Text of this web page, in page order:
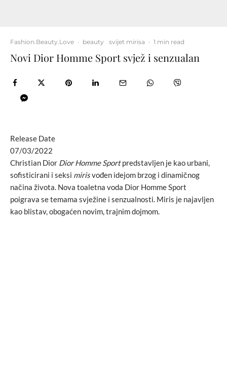
Fashion.Beauty.Love · beauty svijet mirisa · 1 min read
Novi Dior Homme Sport svjež i senzualan
Release Date
07/03/2022
Christian Dior Dior Homme Sportpredstavljen je kao urbani,
sofisticirani i seksi mirisvođen idejom brzog i dinamičnog
načina života. Nova toaletna voda Dior Homme Sport
poigrava se temama svježine i senzualnosti. Miris je najavljen
kao blistav, obogaćen novim, trajnim dojmom.